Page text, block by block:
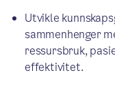
Utvikle
sammenhenger
ressursbruk,
effektivitet.